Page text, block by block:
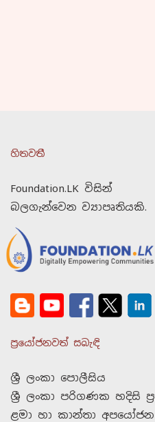
හිතවතී
Foundation.LK විසින්
බලගැන්වෙන ව්‍යාපෘතියකි.
ප්‍රයෝජනවත් සබැඳි
ශ්‍රී ලංකා පොලීසිය
ශ්‍රී ලංකා පරිගණක හදිසි
ළමා හා කාන්තා